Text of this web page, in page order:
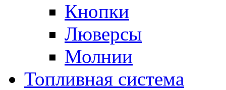
Кнопки
Люверсы
Молнии
Топливная система